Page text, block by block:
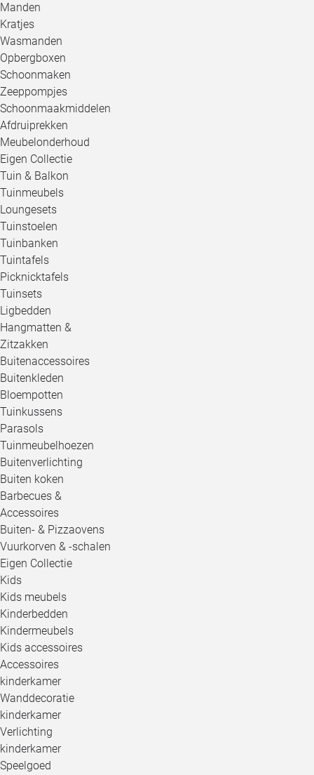
Manden
Kratjes
Wasmanden
Opbergboxen
Schoonmaken
Zeeppompjes
Schoonmaakmiddelen
Afdruiprekken
Meubelonderhoud
Eigen Collectie
Tuin & Balkon
Tuinmeubels
Loungesets
Tuinstoelen
Tuinbanken
Tuintafels
Picknicktafels
Tuinsets
Ligbedden
Hangmatten &
Zitzakken
Buitenaccessoires
Buitenkleden
Bloempotten
Tuinkussens
Parasols
Tuinmeubelhoezen
Buitenverlichting
Buiten koken
Barbecues &
Accessoires
Buiten- & Pizzaovens
Vuurkorven & -schalen
Eigen Collectie
Kids
Kids meubels
Kinderbedden
Kindermeubels
Kids accessoires
Accessoires
kinderkamer
Wanddecoratie
kinderkamer
Verlichting
kinderkamer
Speelgoed